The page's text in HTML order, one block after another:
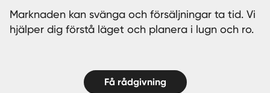
Marknaden kan svänga och försäljningar ta tid. Vi
hjälper dig förstå läget och planera i lugn och ro.
Få rådgivning